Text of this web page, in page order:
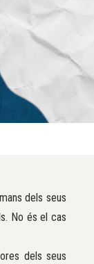
dels seus
No és el cas
dels seus